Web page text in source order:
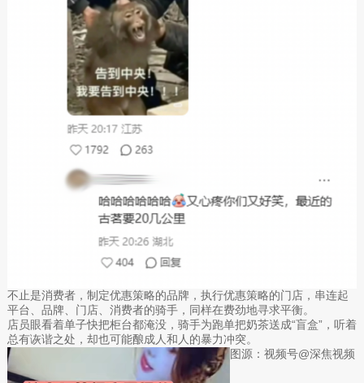
不止是消费者，制定优惠策略的品牌，执行优惠策略的门店，串连起
平台、品牌、门店、消费者的骑手，同样在费劲地寻求平衡。
店员眼看着单子快把柜台都淹没，骑手为跑单把奶茶送成“盲盒”，听着
总有诙谐之处，却也可能酿成人和人的暴力冲突。
图源：视频号@深焦视频